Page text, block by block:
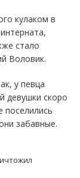
кулаком в
стало
Воловик.
у певца
девушки скоро
поселились
забавные.